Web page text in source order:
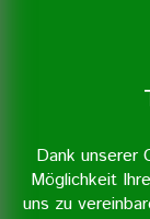
Dank unserer
Möglichkeit
uns zu